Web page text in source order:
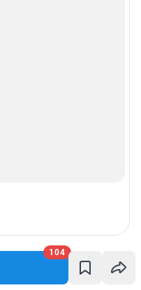
104